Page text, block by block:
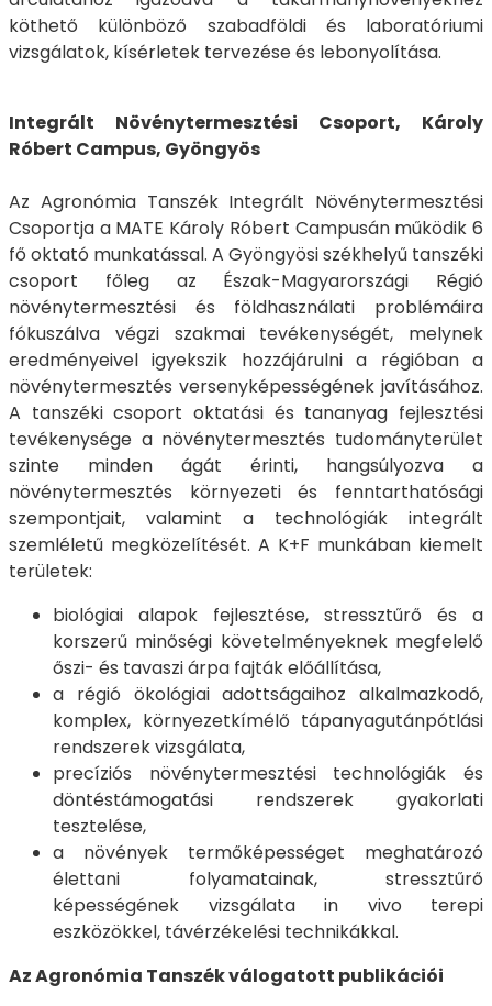
köthető különböző szabadföldi és laboratóriumi
vizsgálatok, kísérletek tervezése és lebonyolítása.
Integrált Növénytermesztési Csoport, Károly
Róbert Campus, Gyöngyös
Az Agronómia Tanszék Integrált Növénytermesztési
Csoportja a MATE Károly Róbert Campusán működik 6
fő oktató munkatással. A Gyöngyösi székhelyű tanszéki
csoport főleg az Észak-Magyarországi Régió
növénytermesztési és földhasználati problémáira
fókuszálva végzi szakmai tevékenységét, melynek
eredményeivel igyekszik hozzájárulni a régióban a
növénytermesztés versenyképességének javításához.
A tanszéki csoport oktatási és tananyag fejlesztési
tevékenysége a növénytermesztés tudományterület
szinte minden ágát érinti, hangsúlyozva a
növénytermesztés környezeti és fenntarthatósági
szempontjait, valamint a technológiák integrált
szemléletű megközelítését. A K+F munkában kiemelt
területek:
biológiai alapok fejlesztése, stressztűrő és a
korszerű minőségi követelményeknek megfelelő
őszi- és tavaszi árpa fajták előállítása,
a régió ökológiai adottságaihoz alkalmazkodó,
komplex, környezetkímélő tápanyagutánpótlási
rendszerek vizsgálata,
precíziós növénytermesztési technológiák és
döntéstámogatási rendszerek gyakorlati
tesztelése,
a növények termőképességet meghatározó
élettani folyamatainak, stressztűrő
képességének vizsgálata in vivo terepi
eszközökkel, távérzékelési technikákkal.
Az Agronómia Tanszék válogatott publikációi